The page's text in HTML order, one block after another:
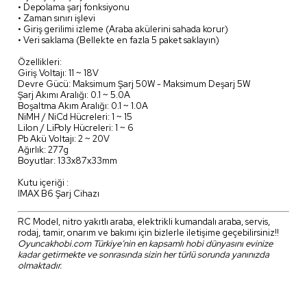
• Depolama şarj fonksiyonu
• Zaman sınırı işlevi
• Giriş gerilimi izleme (Araba akülerini sahada korur)
• Veri saklama (Bellekte en fazla 5 paket saklayın)
Özellikleri:
Giriş Voltajı: 11 ~ 18V
Devre Gücü: Maksimum Şarj 50W - Maksimum Deşarj 5W
Şarj Akımı Aralığı: 0.1 ~ 5.0A
Boşaltma Akım Aralığı: 0.1 ~ 1.0A
NiMH / NiCd Hücreleri: 1 ~ 15
LiIon / LiPoly Hücreleri: 1 ~ 6
Pb Akü Voltajı: 2 ~ 20V
Ağırlık: 277g
Boyutlar: 133x87x33mm
Kutu içeriği :
IMAX B6 Şarj Cihazı
RC Model, nitro yakıtlı araba, elektrikli kumandalı araba, servis,
rodaj, tamir, onarım ve bakımı için bizlerle iletişime geçebilirsiniz!!
Oyuncakhobi.com Türkiye’nin en kapsamlı hobi dünyasını evinize
kadar getirmekte ve sonrasında sizin her türlü sorunda yanınızda
olmaktadır.